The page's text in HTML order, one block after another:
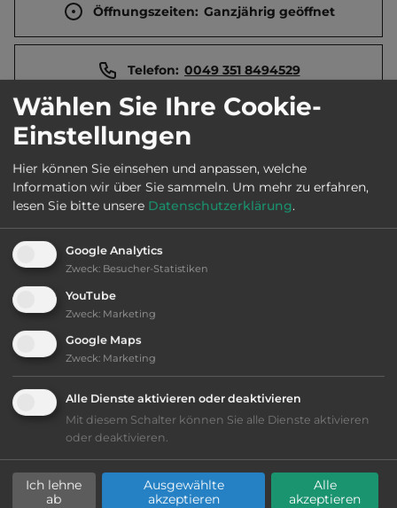
Öffnungszeiten: Ganzjährig geöffnet
Telefon: 0049 351 8494529
Sehenswürdigkeiten:
Schloss Moritzburg. Fasanenschlösschen
Moritzburg. Ev.-Luth. Kirche. Käthe-Kollwitz-Haus.
Rotes Haus.
Ausstattung
bis 10,- Euro
Lage: weniger ansprechend
Geräuschkulisse: erträgliche
Reservierung nicht möglich
Wählen Sie Ihre Cookie-
Einstellungen
Hier können Sie einsehen und anpassen, welche
Information wir über Sie sammeln. Um mehr zu erfahren,
lesen Sie bitte unsere Datenschutzerklärung.
Google Analytics
Zweck: Besucher-Statistiken
YouTube
Zweck: Marketing
Google Maps
Zweck: Marketing
Alle Dienste aktivieren oder deaktivieren
Mit diesem Schalter können Sie alle Dienste aktivieren
oder deaktivieren.
Ich lehne
ab
Ausgewählte
akzeptieren
Alle
akzeptieren